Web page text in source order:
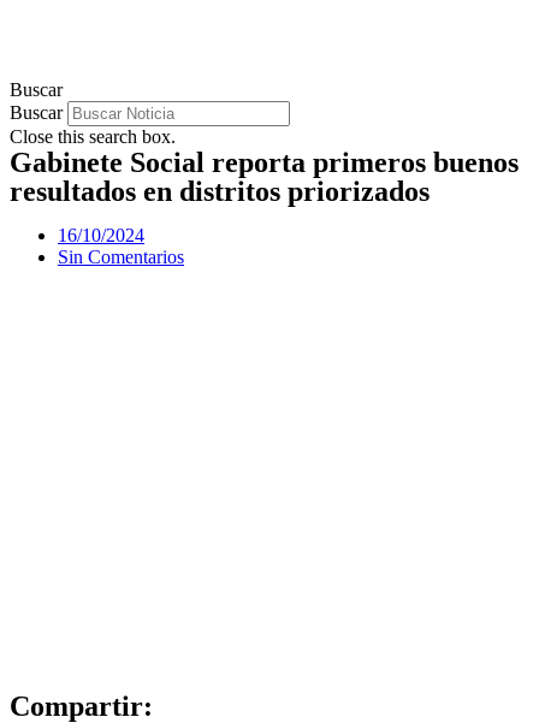
Buscar
Buscar
Close this search box.
Gabinete Social reporta primeros buenos
resultados en distritos priorizados
16/10/2024
Sin Comentarios
Compartir: